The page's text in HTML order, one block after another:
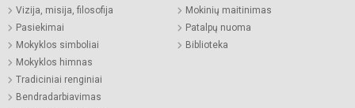
Vizija, misija, filosofija
Pasiekimai
Mokyklos simboliai
Mokyklos himnas
Tradiciniai renginiai
Bendradarbiavimas
Mokinių maitinimas
Patalpų nuoma
Biblioteka